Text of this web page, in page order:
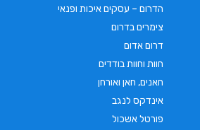
הדרום – עסקים איכות ופנאי
צימרים בדרום
דרום אדום
חוות וחוות בודדים
חאנים, חאן ואורחן
אינדקס לנגב
פורטל אשכול